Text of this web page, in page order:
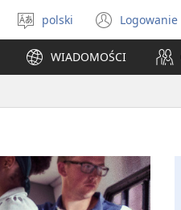
Wybór
języka
polski Logowanie
(opens
new
window)
WIADOMOŚCI